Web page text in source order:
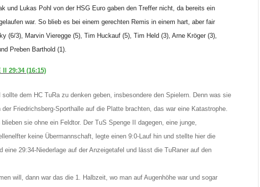
und Lukas Pohl von der HSG Euro gaben den Treffer nicht, da bereits ein
war. So blieb es bei einem gerechten Remis in einem hart, aber fair
(6/3), Marvin Vieregge (5), Tim Huckauf (5), Tim Held (3), Arne Kröger (3),
Preben Barthold (1).
II 29:34 (16:15)
dem HC TuRa zu denken geben, insbesondere den Spielern. Denn was sie
Friedrichsberg-Sporthalle auf die Platte brachten, das war eine Katastrophe.
sie ohne ein Feldtor. Der TuS Spenge II dagegen, eine junge,
keine Übermannschaft, legte einen 9:0-Lauf hin und stellte hier die
29:34-Niederlage auf der Anzeigetafel und lässt die TuRaner auf den
will, dann war das die 1. Halbzeit, wo man auf Augenhöhe war und sogar